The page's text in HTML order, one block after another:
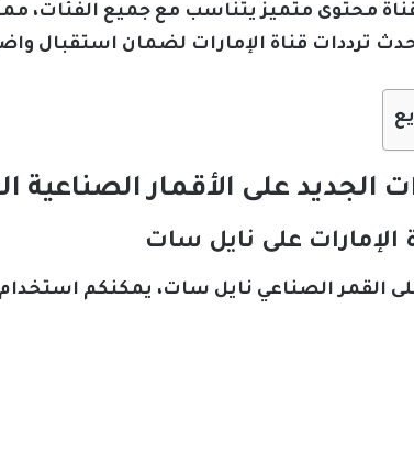
محتوى متميز يتناسب مع جميع الفئات،
ترددات قناة الإمارات لضمان استقبال
الجديد على الأقمار الصناعية
الإمارات على نايل سات
القمر الصناعي نايل سات، يمكنكم استخدام